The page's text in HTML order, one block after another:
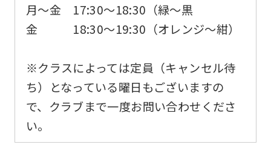
月～金 17:30～18:30（緑～黒
金 18:30～19:30（オレンジ～紺）
※クラスによっては定員（キャンセル待
ち）となっている曜日もございますの
で、クラブまで一度お問い合わせくださ
い。